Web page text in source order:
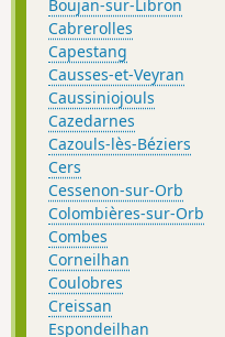
Boujan-sur-Libron
Cabrerolles
Capestang
Causses-et-Veyran
Caussiniojouls
Cazedarnes
Cazouls-lès-Béziers
Cers
Cessenon-sur-Orb
Colombières-sur-Orb
Combes
Corneilhan
Coulobres
Creissan
Espondeilhan